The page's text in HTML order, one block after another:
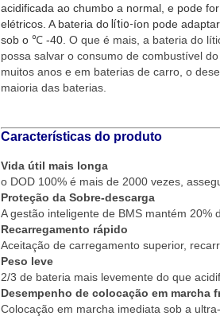
acidificada ao chumbo a normal, e pode
elétricos. A bateria do lítio-íon pode
sob o ℃ -40 . O que é mais, a bateria do
possa salvar o consumo de combustível
muitos anos e em baterias de carro, o
maioria das baterias.
Características do produto
Vida útil mais longa
o DOD 100% é mais de 2000 vezes,
Proteção da Sobre-descarga
A gestão inteligente de BMS mantém
Recarregamento rápido
Aceitação de carregamento superior,
Peso leve
2/3 de bateria mais levemente do que
Desempenho de colocação em marcha
Colocação em marcha imediata sob a